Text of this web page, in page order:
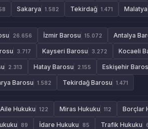
Sakarya 1.582 Tekirdağ 1.471 Malatya
26.656 İzmir Barosu 15.072 Antalya
3.717 Kayseri Barosu 3.272 Kocaeli
2.313 Hatay Barosu 2.155 Eskişehir
Barosu 1.582 Tekirdağ Barosu 1.471
Aile Hukuku 122 Miras Hukuku 112 Borçlar
89 İdare Hukuku 85 Trafik Hukuku